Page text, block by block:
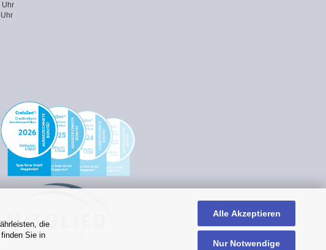
die
Sie in
Alle Akzeptieren
Nur Notwendige
Uhr